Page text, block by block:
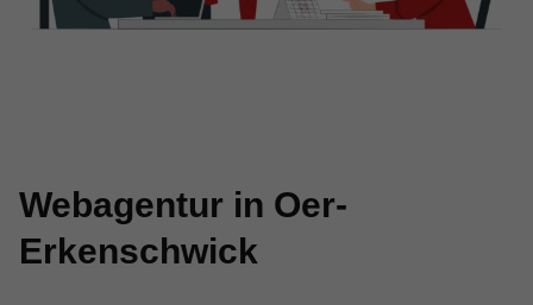
Webagentur in Oer-
Erkenschwick